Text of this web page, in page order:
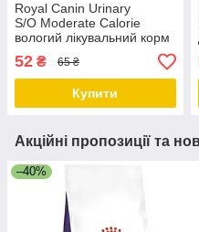
Royal Canin Urinary
S/O Moderate Calorie
вологий лікувальний корм
для кішок у разі
сечокам'яної хвороби, 85
ГР від 12 шт.
52 ₴ 65 ₴
Купити
Акційні пропозиції та
–40%